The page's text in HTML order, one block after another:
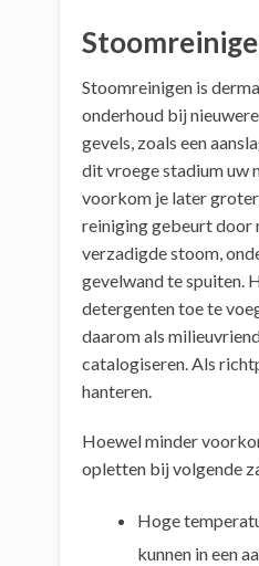
Stoomreinigen is
onderhoud bij
gevels, zoals een
dit vroege stadium uw
voorkom je later
reiniging gebeurt door
verzadigde stoom,
gevelwand te spuiten.
detergenten toe te
daarom als
catalogiseren. Als
hanteren.
Hoewel minder
opletten bij volgende
Hoge
kunnen in een